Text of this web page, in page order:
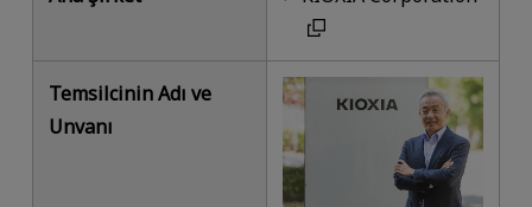
Temsilcinin Adı ve
Unvanı